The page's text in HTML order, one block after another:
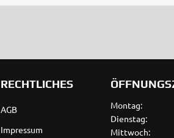
RECHTLICHES
AGB
Impressum
Montag:
Dienstag:
Mittwoch: